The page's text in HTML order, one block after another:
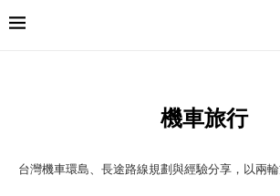
機車旅行
台灣機車環島、長途路線規劃與經驗分享，以兩輪